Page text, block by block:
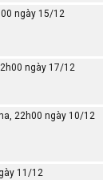
ngày 15/12
ngày 17/12
22h00 ngày 10/12
11/12